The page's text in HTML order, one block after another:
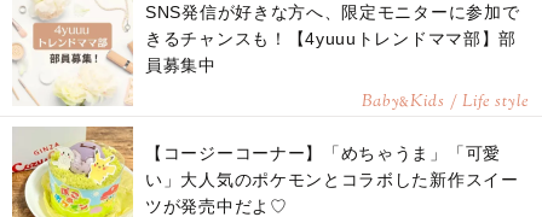
SNS発信が好きな方へ、限定モニターに参加で
きるチャンスも！【4yuuuトレンドママ部】部
員募集中
Baby&Kids / Life style
【コージーコーナー】「めちゃうま」「可愛
い」大人気のポケモンとコラボした新作スイー
ツが発売中だよ♡